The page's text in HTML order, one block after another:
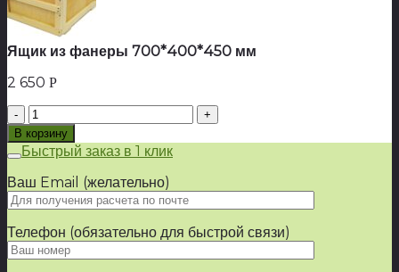
Ящик из фанеры 700*400*450 мм
2 650 Р
Количество
товара
Ящик
из
фанеры
700*400*450
мм
В корзину
Быстрый заказ в 1 клик
Ваш Email (желательно)
Телефон (обязательно для быстрой связи)